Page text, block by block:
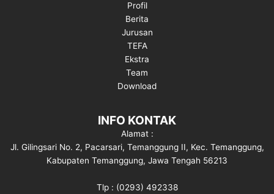
Profil
Berita
Jurusan
TEFA
Ekstra
Team
Download
INFO KONTAK
Alamat :
Jl. Gilingsari No. 2, Pacarsari, Temanggung II, Kec. Temanggung,
Kabupaten Temanggung, Jawa Tengah 56213
Tlp : (0293) 492338